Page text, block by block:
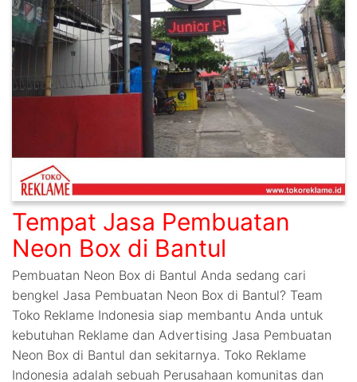
Tempat Jasa Pembuatan
Neon Box di Bantul
Pembuatan Neon Box di Bantul Anda sedang cari
bengkel Jasa Pembuatan Neon Box di Bantul? Team
Toko Reklame Indonesia siap membantu Anda untuk
kebutuhan Reklame dan Advertising Jasa Pembuatan
Neon Box di Bantul dan sekitarnya. Toko Reklame
Indonesia adalah sebuah Perusahaan komunitas dan